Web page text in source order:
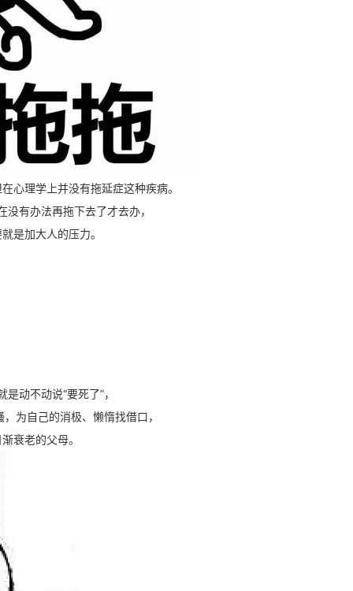
心理学上并没有拖延症这种疾病。
有办法再拖下去了才去办，
是加大人的压力。
动不动说“要死了”，
为自己的消极、懒惰找借口，
衰老的父母。